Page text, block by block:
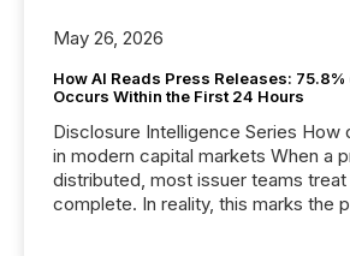
May 26, 2026
How AI Reads Press Releases:
Occurs Within the First 24 Hours
Disclosure Intelligence Series How
in modern capital markets When a
distributed, most issuer teams
complete. In reality, this marks the